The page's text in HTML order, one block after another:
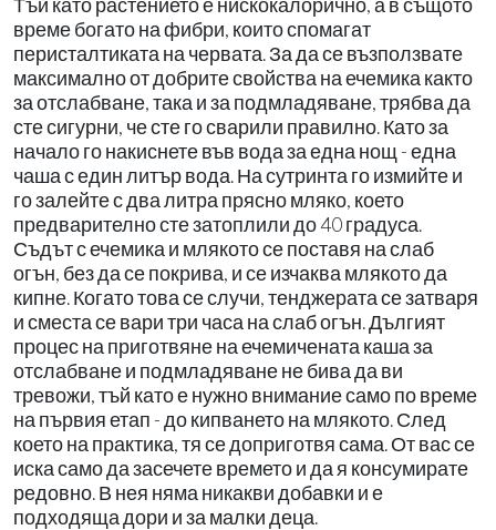
време богато на фибри, които спомагат
перисталтиката на червата. За да се възползвате
максимално от добрите свойства на ечемика както
за отслабване, така и за подмладяване, трябва да
сте сигурни, че сте го сварили правилно. Като за
начало го накиснете във вода за една нощ - една
чаша с един литър вода. На сутринта го измийте и
го залейте с два литра прясно мляко, което
предварително сте затоплили до 40 градуса.
Съдът с ечемика и млякото се поставя на слаб
огън, без да се покрива, и се изчаква млякото да
кипне. Когато това се случи, тенджерата се затваря
и сместа се вари три часа на слаб огън. Дългият
процес на приготвяне на ечемичената каша за
отслабване и подмладяване не бива да ви
тревожи, тъй като е нужно внимание само по време
на първия етап - до кипването на млякото. След
което на практика, тя се доприготвя сама. От вас се
иска само да засечете времето и да я консумирате
редовно. В нея няма никакви добавки и е
подходяща дори и за малки деца.